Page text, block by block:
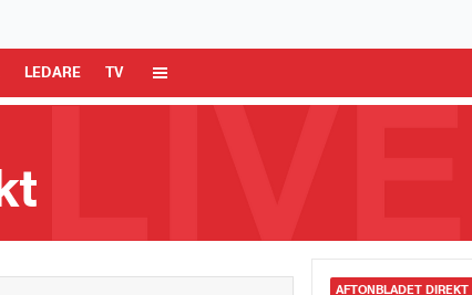
LEDARE TV
AB är ansvarig för dina data på denna webbplats.
AFTONBLADET DIREKT